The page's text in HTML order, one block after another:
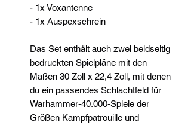
- 1x Voxantenne
- 1x Auspexschrein
Das Set enthält auch zwei beidseitig
bedruckten Spielpläne mit den
Maßen 30 Zoll x 22,4 Zoll, mit denen
du ein passendes Schlachtfeld für
Warhammer-40.000-Spiele der
Größen Kampfpatrouille und